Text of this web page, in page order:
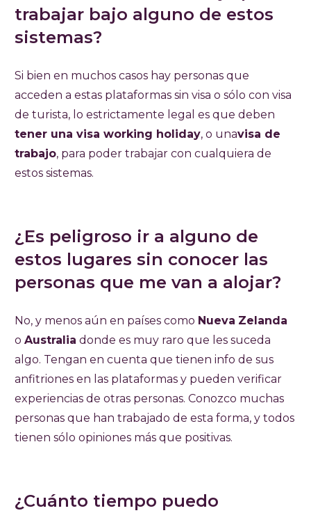
trabajar bajo alguno de estos
sistemas?
Si bien en muchos casos hay personas que
acceden a estas plataformas sin visa o sólo con visa
de turista, lo estrictamente legal es que deben
tener una visa working holiday, o unavisa de
trabajo, para poder trabajar con cualquiera de
estos sistemas.
¿Es peligroso ir a alguno de
estos lugares sin conocer las
personas que me van a alojar?
No, y menos aún en países como Nueva Zelanda
o Australia donde es muy raro que les suceda
algo. Tengan en cuenta que tienen info de sus
anfitriones en las plataformas y pueden verificar
experiencias de otras personas. Conozco muchas
personas que han trabajado de esta forma, y todos
tienen sólo opiniones más que positivas.
¿Cuánto tiempo puedo